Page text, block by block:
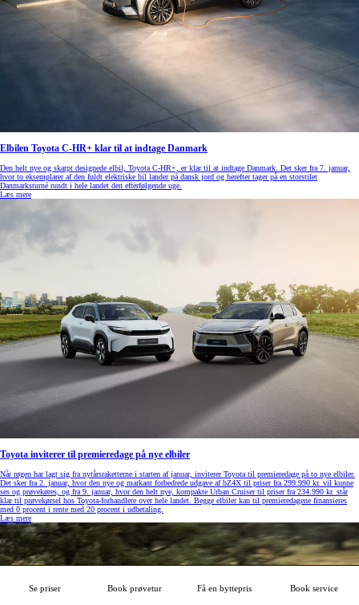
Se priser Book prøvetur Få en byttepris Book service
Elbilen Toyota C-HR+ klar til at indtage Danmark
Den helt nye og skarpt designede elbil, Toyota C-HR+, er klar til at indtage Danmark. Det sker fra 7. januar,
hvor to eksemplarer af den fuldt elektriske bil lander på dansk jord og herefter tager på en storstilet
Danmarksturné rundt i hele landet den efterfølgende uge.
Læs mere
Toyota inviterer til premieredage på nye elbiler
Når røgen har lagt sig fra nytårsraketterne i starten af januar, inviterer Toyota til premieredage på to nye elbiler.
Det sker fra 2. januar, hvor den nye og markant forbedrede udgave af bZ4X til priser fra 299.990 kr. vil kunne
ses og prøvekøres, og fra 9. januar, hvor den helt nye, kompakte Urban Cruiser til priser fra 234.990 kr. står
klar til prøvekørsel hos Toyota-forhandlere over hele landet. Begge elbiler kan til premieredagene finansieres
med 0 procent i rente med 20 procent i udbetaling.
Læs mere